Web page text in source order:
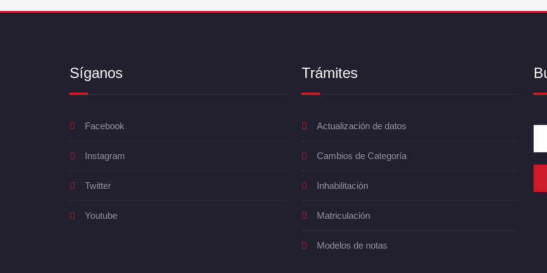
Síganos
Facebook
Instagram
Twitter
Youtube
Trámites
Actualización de datos
Cambios de Categoría
Inhabilitación
Matriculación
Modelos de notas